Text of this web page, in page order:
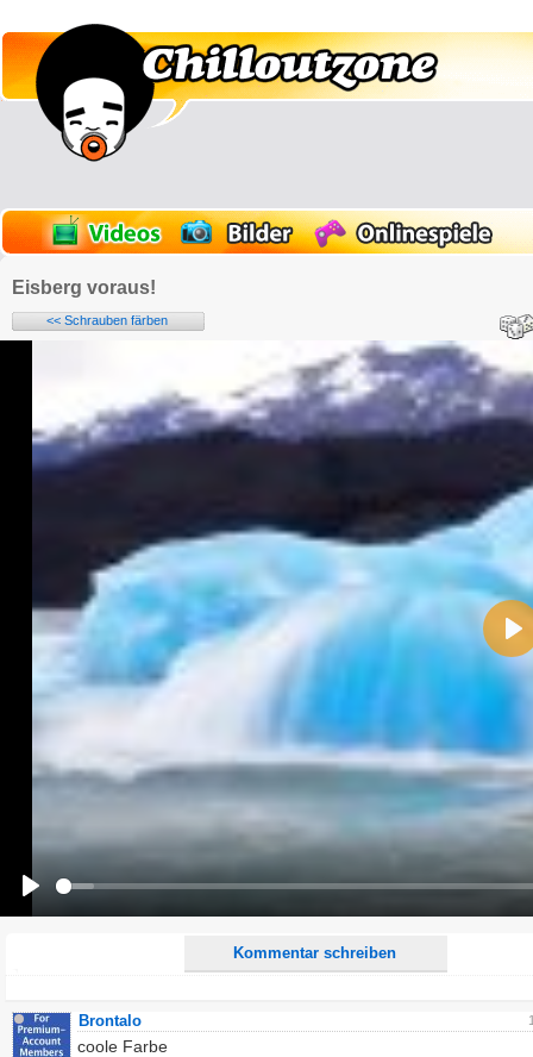
Eisberg voraus!
<< Schrauben färben
Kommentar schreiben
Name:
Alle HTML-Tags außer <br>, <strike> und <i> werden aus Deinem Kommentar entfernt.
URLs werden automatisch umgewandelt. Bitte verwende "www." oder "http://" in URLs
Ich möchte eine E-Mail, wenn auf dieser Seite weitere Kommentare erscheinen.
Brontalo
coole Farbe